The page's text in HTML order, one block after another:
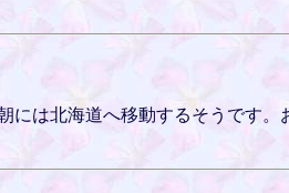
には北海道へ移動するそうです。